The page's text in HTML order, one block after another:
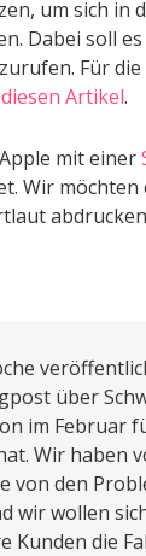
um sich in
Dabei soll
Für
diesen Artikel.
mit einer
Wir möchten
über
im Februar
Wir haben
von den
wir wollen
Kunden die